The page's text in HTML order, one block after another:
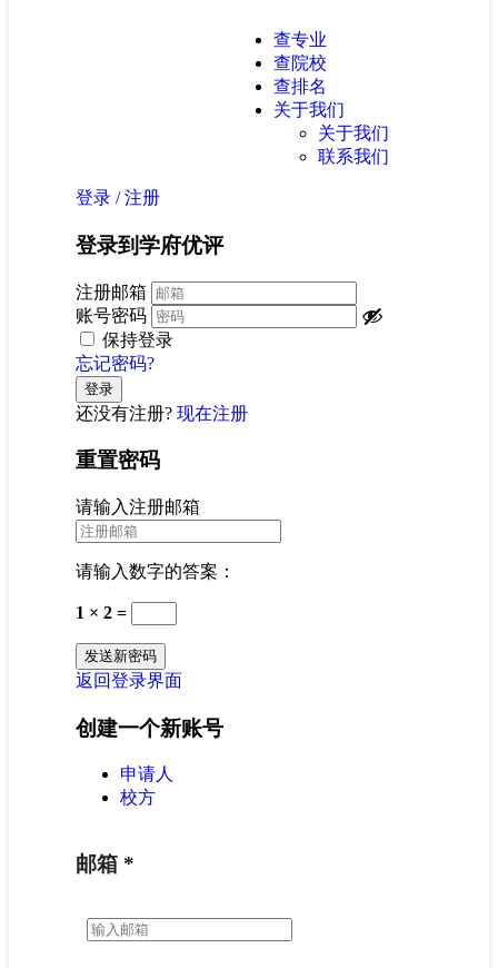
查专业
查院校
查排名
关于我们
关于我们
联系我们
登录 / 注册
登录到学府优评
注册邮箱
账号密码
保持登录
忘记密码?
还没有注册? 现在注册
重置密码
请输入注册邮箱
请输入数字的答案：
1 × 2 =
返回登录界面
创建一个新账号
申请人
校方
邮箱 *